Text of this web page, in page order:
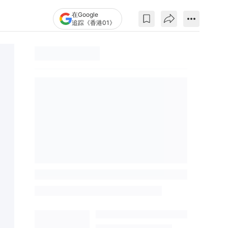
在Google
追踪《香港01》